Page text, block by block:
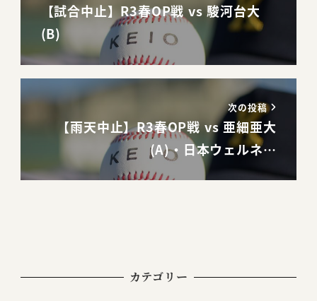
【試合中止】R3春OP戦 vs 駿河台大
(B)
次の投稿
【雨天中止】R3春OP戦 vs 亜細亜大
(A)・日本ウェルネ…
カテゴリー